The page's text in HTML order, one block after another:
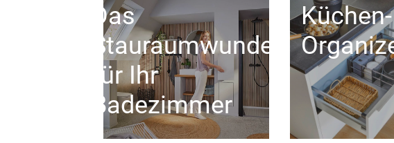
Das
Stauraumwunder
für Ihr
Badezimmer
Küchen-